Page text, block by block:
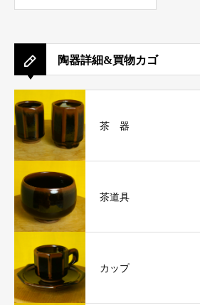
陶器詳細&買物カゴ
茶 器
茶道具
カップ